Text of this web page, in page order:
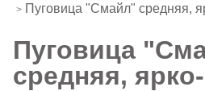
Пуговица "Смайл" средняя,
Пуговица
средняя,